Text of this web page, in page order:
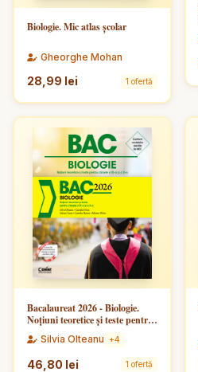
Biologie. Mic atlas şcolar
Gheorghe Mohan
28,99 lei 1 ofertă
Bacalaureat 2026 - Biologie.
Noțiuni teoretice și teste pentru
Silvia Olteanu +4
46,80 lei 1 ofertă